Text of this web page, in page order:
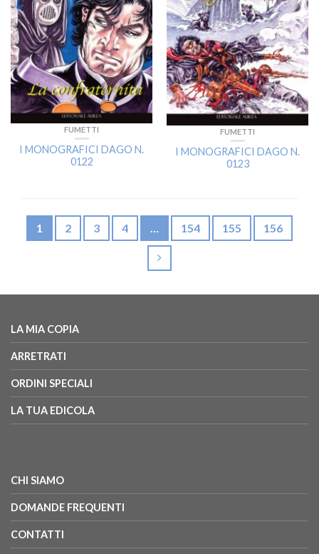
FUMETTI
I MONOGRAFICI DAGO N.
0122
FUMETTI
I MONOGRAFICI DAGO N.
0123
1 2 3 4 154 155 156
LA MIA COPIA
ARRETRATI
ORDINI SPECIALI
LA TUA EDICOLA
CHI SIAMO
DOMANDE FREQUENTI
CONTATTI